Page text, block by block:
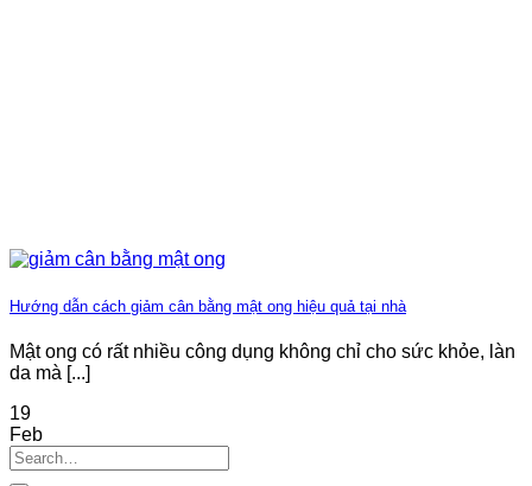
Hướng dẫn cách giảm cân bằng mật ong hiệu quả tại nhà
Mật ong có rất nhiều công dụng không chỉ cho sức khỏe, làn
da mà [...]
19
Feb